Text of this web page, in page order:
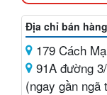
Địa chỉ bán
179 Cách
91A đường
(ngay gần ngã